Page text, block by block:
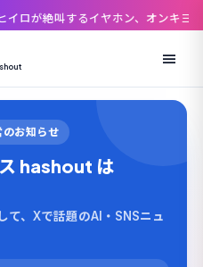
ホン、オンキヨー×ガンダムWコラ
のお知らせ
hashout は
、Xで話題のAI・SNSニュ